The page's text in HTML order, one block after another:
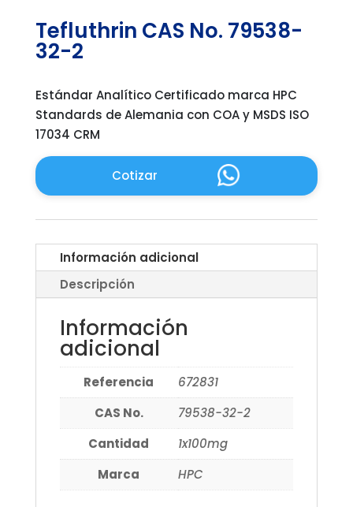
Tefluthrin CAS No. 79538-
32-2
Estándar Analítico Certificado marca HPC
Standards de Alemania con COA y MSDS ISO
17034 CRM
Cotizar
Información adicional
Descripción
Información
adicional
Referencia
672831
CAS No.
79538-32-2
Cantidad
1x100mg
Marca
HPC